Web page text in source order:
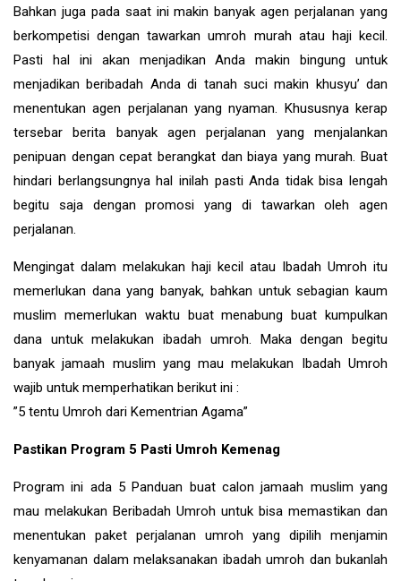
Bahkan juga pada saat ini makin banyak agen perjalanan yang
berkompetisi dengan tawarkan umroh murah atau haji kecil.
Pasti hal ini akan menjadikan Anda makin bingung untuk
menjadikan beribadah Anda di tanah suci makin khusyu’ dan
menentukan agen perjalanan yang nyaman. Khususnya kerap
tersebar berita banyak agen perjalanan yang menjalankan
penipuan dengan cepat berangkat dan biaya yang murah. Buat
hindari berlangsungnya hal inilah pasti Anda tidak bisa lengah
begitu saja dengan promosi yang di tawarkan oleh agen
perjalanan.
Mengingat dalam melakukan haji kecil atau Ibadah Umroh itu
memerlukan dana yang banyak, bahkan untuk sebagian kaum
muslim memerlukan waktu buat menabung buat kumpulkan
dana untuk melakukan ibadah umroh. Maka dengan begitu
banyak jamaah muslim yang mau melakukan Ibadah Umroh
wajib untuk memperhatikan berikut ini :
”5 tentu Umroh dari Kementrian Agama”
Pastikan Program 5 Pasti Umroh Kemenag
Program ini ada 5 Panduan buat calon jamaah muslim yang
mau melakukan Beribadah Umroh untuk bisa memastikan dan
menentukan paket perjalanan umroh yang dipilih menjamin
kenyamanan dalam melaksanakan ibadah umroh dan bukanlah